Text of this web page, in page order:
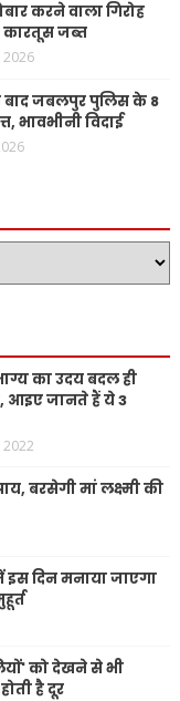
करने वाला गिरोह
कारतूस जब्त
2026
जबलपुर पुलिस के 8
भावभीनी विदाई
का उदय बदल ही
आइए जानते हैं ये 3
2022
बरसेगी मां लक्ष्मी की
दिन मनाया जाएगा
को देखने से भी
है दूर